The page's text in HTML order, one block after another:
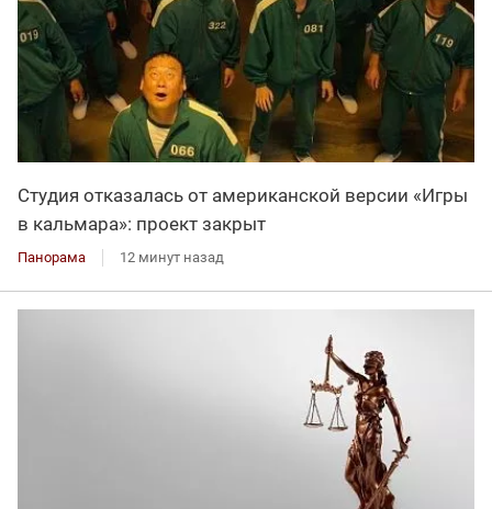
Студия отказалась от американской версии «Игры
в кальмара»: проект закрыт
Панорама 12 минут назад